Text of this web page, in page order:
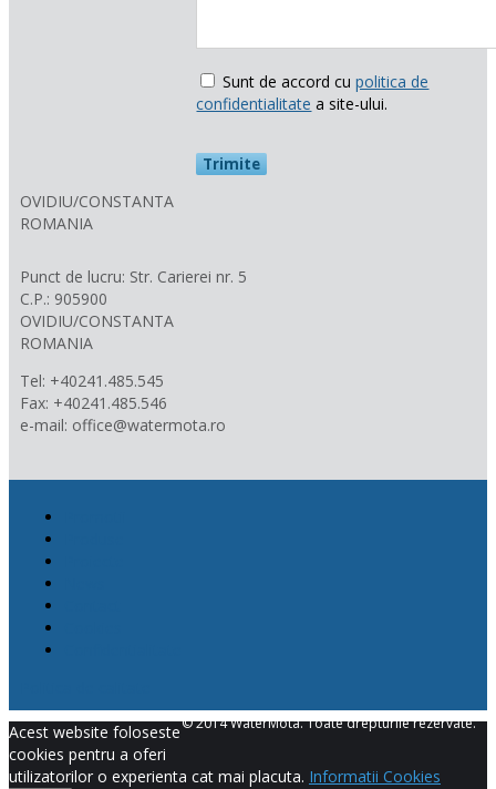
Sunt de accord cupolitica de
confidentialitate a site-ului.
OVIDIU/CONSTANTA
ROMANIA
Punct de lucru: Str. Carierei nr. 5
C.P.: 905900
OVIDIU/CONSTANTA
ROMANIA
Tel: +40241.485.545
Fax: +40241.485.546
e-mail: office@watermota.ro
© 2014 WaterMota. Toate drepturile rezervate.
Acest website foloseste
cookies pentru a oferi
utilizatorilor o experienta cat mai placuta. Informatii Cookies